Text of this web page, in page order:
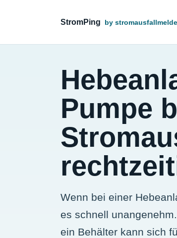
StromPing by
Pumpe
Wenn bei einer
es schnell
ein Behälter kann sich